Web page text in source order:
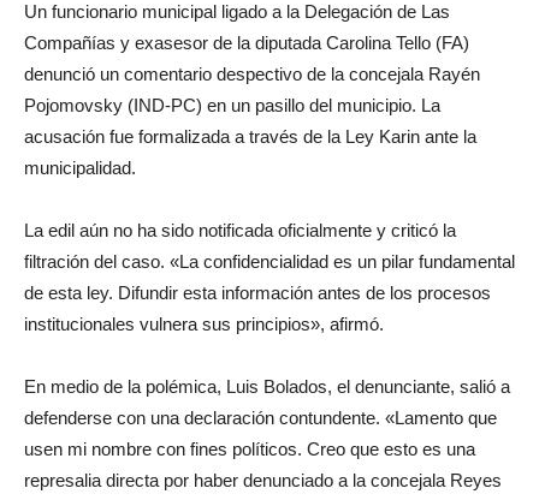
Un funcionario municipal ligado a la Delegación de Las
Compañías y exasesor de la diputada Carolina Tello (FA)
denunció un comentario despectivo de la concejala Rayén
Pojomovsky (IND-PC) en un pasillo del municipio. La
acusación fue formalizada a través de la Ley Karin ante la
municipalidad.
La edil aún no ha sido notificada oficialmente y criticó la
filtración del caso. «La confidencialidad es un pilar fundamental
de esta ley. Difundir esta información antes de los procesos
institucionales vulnera sus principios», afirmó.
En medio de la polémica, Luis Bolados, el denunciante, salió a
defenderse con una declaración contundente. «Lamento que
usen mi nombre con fines políticos. Creo que esto es una
represalia directa por haber denunciado a la concejala Reyes